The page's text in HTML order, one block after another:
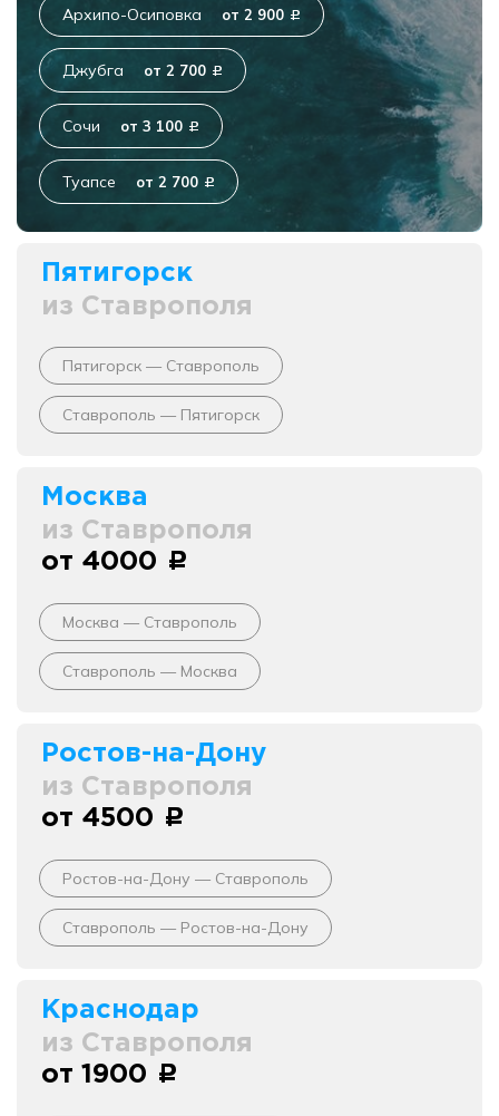
Архипо-Осиповка от 2 900 c
Джубга от 2 700 c
Сочи от 3 100 c
Туапсе от 2 700 c
Пятигорск
из Ставрополя
Пятигорск — Ставрополь
Ставрополь — Пятигорск
Москва
из Ставрополя
от 4000 c
Москва — Ставрополь
Ставрополь — Москва
Ростов-на-Дону
из Ставрополя
от 4500 c
Ростов-на-Дону — Ставрополь
Ставрополь — Ростов-на-Дону
Краснодар
из Ставрополя
от 1900 c